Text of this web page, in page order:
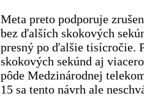
Meta preto podporuje
bez ďalších skokových
presný po ďalšie tisícročie.
skokových sekúnd aj
pôde Medzinárodnej
15 sa tento návrh ale